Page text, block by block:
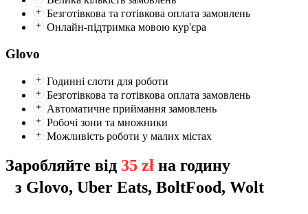
Безготівкова та готівкова оплата замовлень
Онлайн-підтримка мовою кур'єра
Glovo
Годинні слоти для роботи
Безготівкова та готівкова оплата замовлень
Автоматичне приймання замовлень
Робочі зони та множники
Можливість роботи у малих містах
Заробляйте від 35 zł на годину
з Glovo, Uber Eats, BoltFood, Wolt